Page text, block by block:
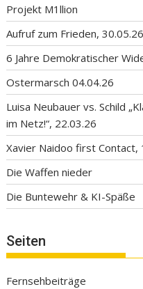
Projekt M1llion
Aufruf zum Frieden, 30.05.26
6 Jahre Demokratischer
Ostermarsch 04.04.26
Luisa Neubauer vs. Schild
im Netz!“, 22.03.26
Xavier Naidoo first Contact,
Die Waffen nieder
Die Buntewehr & KI-Späße
Seiten
Fernsehbeiträge